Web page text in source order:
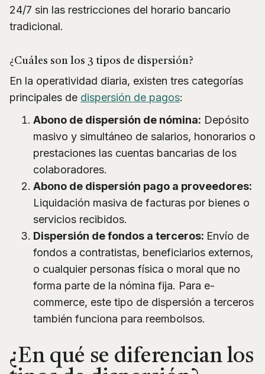
24/7 sin las restricciones del horario bancario
tradicional.
¿Cuáles son los 3 tipos de dispersión?
En la operatividad diaria, existen tres categorías
principales de dispersión de pagos:
Abono de dispersión de nómina: Depósito
masivo y simultáneo de salarios, honorarios o
prestaciones las cuentas bancarias de los
colaboradores.
Abono de dispersión pago a proveedores:
Liquidación masiva de facturas por bienes o
servicios recibidos.
Dispersión de fondos a terceros: Envío de
fondos a contratistas, beneficiarios externos,
o cualquier personas física o moral que no
forma parte de la nómina fija. Para e-
commerce, este tipo de dispersión a terceros
también funciona para reembolsos.
¿En qué se diferencian los